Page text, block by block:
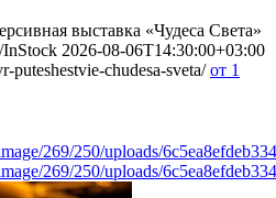
выставка «Чудеса Света»
InStock 2026-08-06T14:30:00+03:00
puteshestvie-chudesa-sveta/ от 1
269/250/uploads/
269/250/uploads/